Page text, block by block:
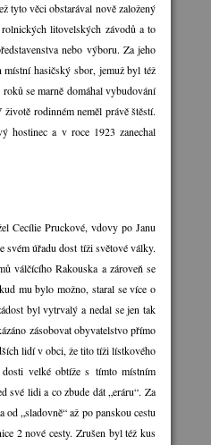
tyto věci obstarával nově založený
litovelských závodů a to
nebo výboru. Za jeho
hasičský sbor, jemuž byl též
se marně domáhal vybudování
rodinném neměl právě štěstí.
hostinec a v roce 1923 zanechal
Cecílie Pruckové, vdovy po Janu
svém úřadu dost tíži světové války.
válčícího Rakouska a zároveň se
mu bylo možno, staral se více o
byl vytrvalý a nedal se jen tak
zásobovat obyvatelstvo přímo
lidí v obci, že tito tíži lístkového
dosti velké obtíže s tímto místním
své lidi a co zbude dát „eráru“. Za
od „sladovně“ až po panskou cestu
2 nové cesty. Zrušen byl též kus